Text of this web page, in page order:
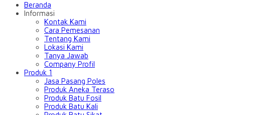
Beranda
Informasi
Kontak Kami
Cara Pemesanan
Tentang Kami
Lokasi Kami
Tanya Jawab
Company Profil
Produk 1
Jasa Pasang Poles
Produk Aneka Teraso
Produk Batu Fosil
Produk Batu Kali